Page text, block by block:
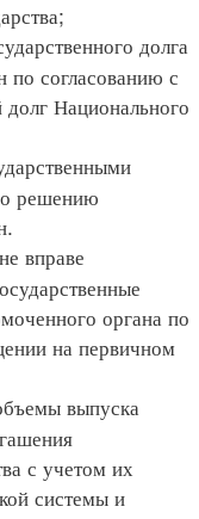
долга
по согласованию с
Национального
решению
вправе
органа по
на первичном
выпуска
с учетом их
системы и